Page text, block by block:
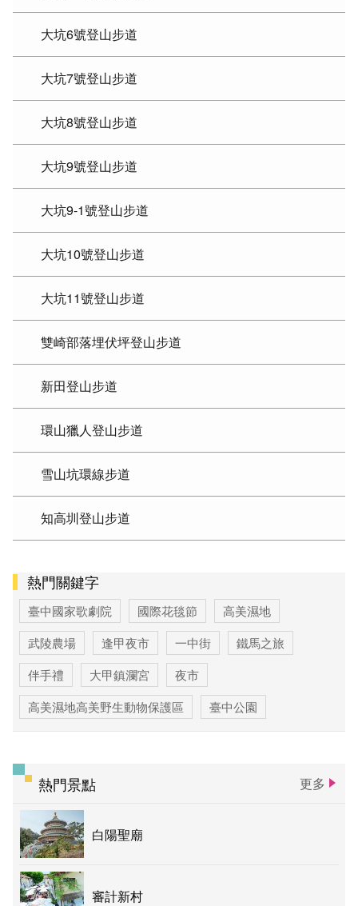
大坑6號登山步道
大坑7號登山步道
大坑8號登山步道
大坑9號登山步道
大坑9-1號登山步道
大坑10號登山步道
大坑11號登山步道
雙崎部落埋伏坪登山步道
新田登山步道
環山獵人登山步道
雪山坑環線步道
知高圳登山步道
熱門關鍵字
臺中國家歌劇院 國際花毯節
高美濕地
武陵農場
逢甲夜市 一中街
鐵馬之旅
伴手禮
大甲鎮瀾宮
夜市
高美濕地高美野生動物保護區
臺中公園
熱門景點 更多
白陽聖廟
審計新村